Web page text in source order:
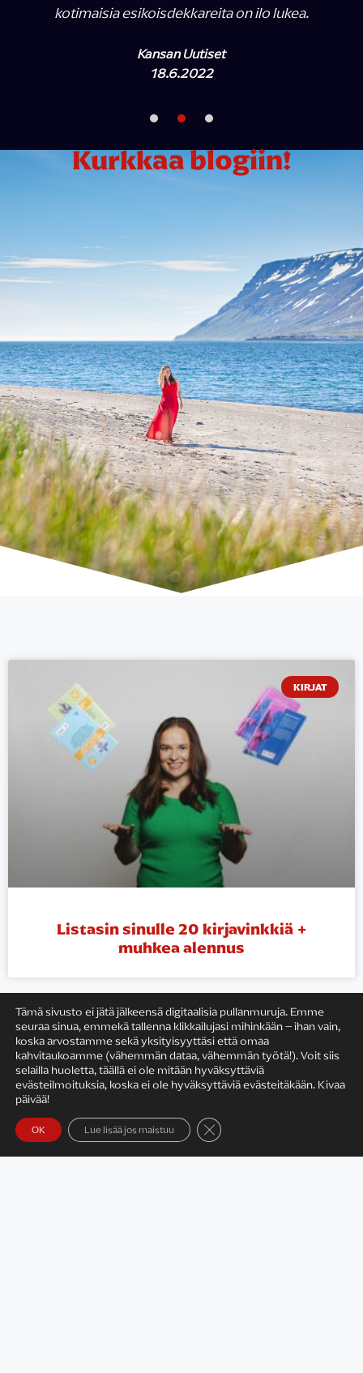
kotimaisia esikoisdekkareita on ilo lukea.
Kansan Uutiset
18.6.2022
Kurkkaa blogiin!
KIRJAT
Listasin sinulle 20 kirjavinkkiä +
muhkea alennus
KIRJAILIJAN TYÖ
Tämä sivusto ei jätä jälkeensä digitaalisia pullanmuruja. Emme
seuraa sinua, emmekä tallenna klikkailujasi mihinkään – ihan vain,
koska arvostamme sekä yksityisyyttäsi että omaa
kahvitaukoamme (vähemmän dataa, vähemmän työtä!). Voit siis
selailla huoletta, täällä ei ole mitään hyväksyttäviä
evästeilmoituksia, koska ei ole hyväksyttäviä evästeitäkään. Kivaa
päivää!
OK Lue lisää jos maistuu Sulje evästebanneri